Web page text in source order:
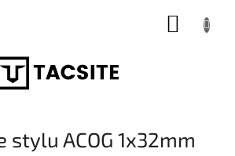
stylu ACOG 1x32mm